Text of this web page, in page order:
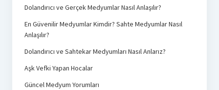
Dolandırıcı ve Gerçek Medyumlar Nasıl Anlaşılır?
En Güvenilir Medyumlar Kimdir? Sahte Medyumlar Nasıl
Anlaşılır?
Dolandırıcı ve Sahtekar Medyumları Nasıl Anlarız?
Aşk Vefki Yapan Hocalar
Güncel Medyum Yorumları